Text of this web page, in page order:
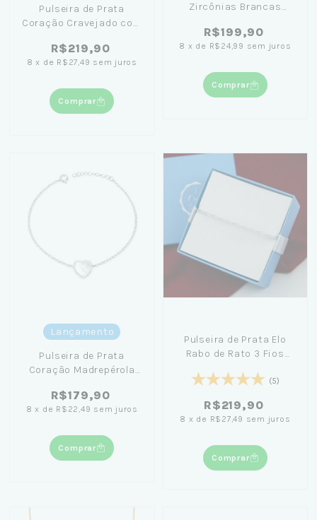
Pulseira de Prata
Coração Cravejado com
Laço Azul
R$219,90
8 x de R$27,49 sem juros
Comprar
Zircônias Brancas
R$199,90
8 x de R$24,99 sem juros
Comprar
Lançamento
Pulseira de Prata
Coração Madrepérola
Preta
R$179,90
8 x de R$22,49 sem juros
Comprar
Pulseira de Prata Elo
Rabo de Rato 3 Fios
Laço Azul
(5)
R$219,90
8 x de R$27,49 sem juros
Comprar